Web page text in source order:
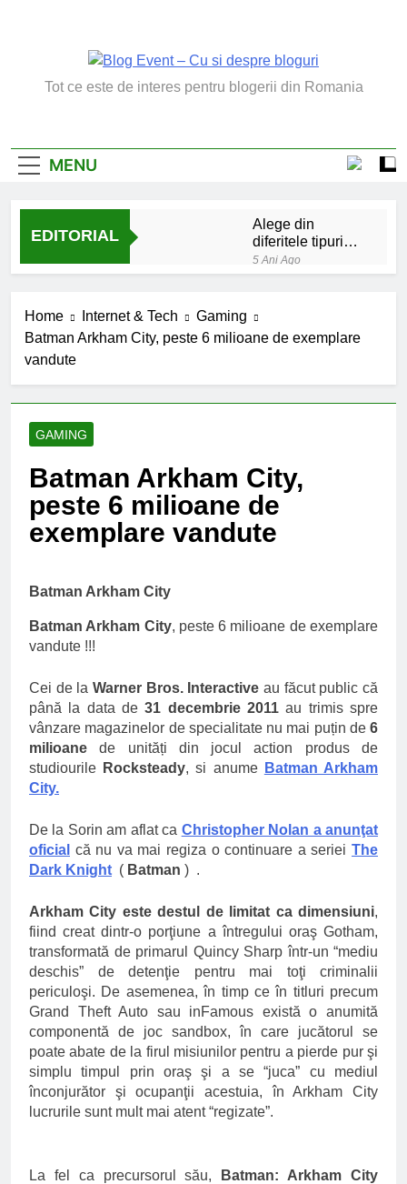
Blog Event – Cu Si
Tot ce este de interes pentru blogerii din Romania
MENU
EDITORIAL
Alege din
diferitele tipuri
de bratara de
argint
5 Ani Ago
5 Ani Ago
meu
6 Ani Ago
Earthing sau
beneficiile contactului
cu Pamantul
6 Ani Ago
Este posibil sa ne
Home Internet & Tech
Gaming
Batman Arkham City, peste 6 milioane de exemplare
vandute
GAMING
Batman Arkham City,
peste 6 milioane de
exemplare vandute
Batman Arkham City
Batman Arkham City, peste 6 milioane de exemplare
vandute !!!
Cei de la Warner Bros. Interactive au făcut public că
până la data de31 decembrie 2011 au trimis spre
vânzare magazinelor de specialitate nu mai puțin de 6
milioane de unități din jocul action produs de
studiourile Rocksteady, si anume Batman Arkham
City.
De la Sorin am aflat ca Christopher Nolan a anunţat
oficial că nu va mai regiza o continuare a seriei The
Dark Knight ( Batman ) .
Arkham City este destul de limitat ca dimensiuni,
fiind creat dintr-o porţiune a întregului oraş Gotham,
transformată de primarul Quincy Sharp într-un “mediu
deschis” de detenţie pentru mai toţi criminalii
periculoşi. De asemenea, în timp ce în titluri precum
Grand Theft Auto sau inFamous există o anumită
componentă de joc sandbox, în care jucătorul se
poate abate de la firul misiunilor pentru a pierde pur şi
simplu timpul prin oraş şi a se “juca” cu mediul
înconjurător şi ocupanţii acestuia, în Arkham City
lucrurile sunt mult mai atent “regizate”.
La fel ca precursorul său,
Batman: Arkham City